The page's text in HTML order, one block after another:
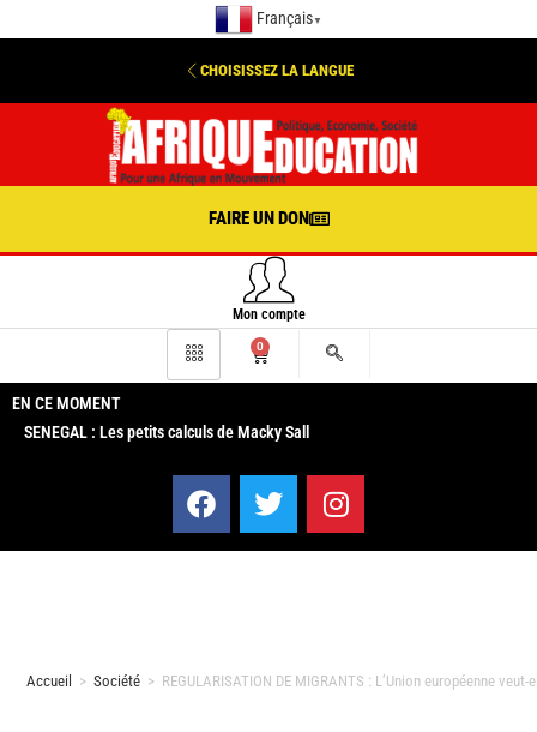
Français ▼
CHOISISSEZ LA LANGUE
FAIRE UN DON
Mon compte
0
EN CE MOMENT
SENEGAL : Les petits calculs de Macky Sall
Accueil > Société > REGULARISATION DE MIGRANTS : L’Union européenne